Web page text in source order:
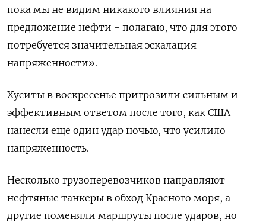
пока мы не видим никакого влияния на
предложение нефти - полагаю, что для этого
потребуется значительная эскалация
напряженности».
Хуситы в воскресенье пригрозили сильным и
эффективным ответом после того, как США
нанесли еще один удар ночью, что усилило
напряженность.
Несколько грузоперевозчиков направляют
нефтяные танкеры в обход Красного моря, а
другие поменяли маршруты после ударов, но